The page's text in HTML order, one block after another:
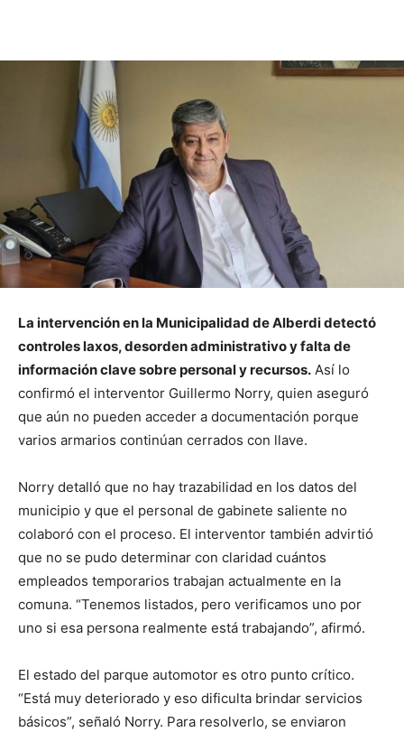
La intervención en la Municipalidad de Alberdi detectó
controles laxos, desorden administrativo y falta de
información clave sobre personal y recursos. Así lo
confirmó el interventor Guillermo Norry, quien aseguró
que aún no pueden acceder a documentación porque
varios armarios continúan cerrados con llave.
Norry detalló que no hay trazabilidad en los datos del
municipio y que el personal de gabinete saliente no
colaboró con el proceso. El interventor también advirtió
que no se pudo determinar con claridad cuántos
empleados temporarios trabajan actualmente en la
comuna. “Tenemos listados, pero verificamos uno por
uno si esa persona realmente está trabajando”, afirmó.
El estado del parque automotor es otro punto crítico.
“Está muy deteriorado y eso dificulta brindar servicios
básicos”, señaló Norry. Para resolverlo, se enviaron